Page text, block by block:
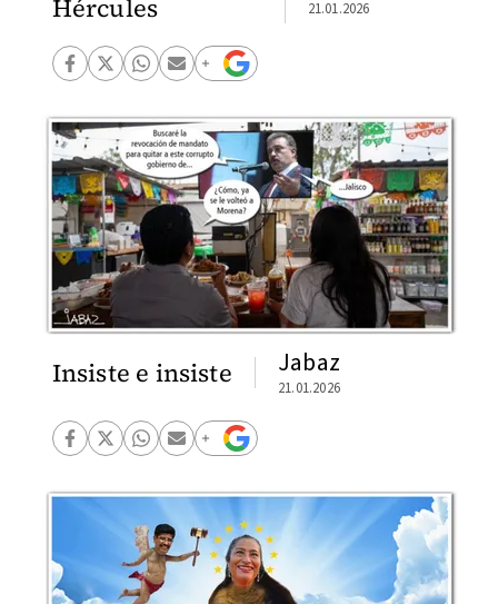
Hércules
21.01.2026
Insiste e insiste Jabaz
21.01.2026